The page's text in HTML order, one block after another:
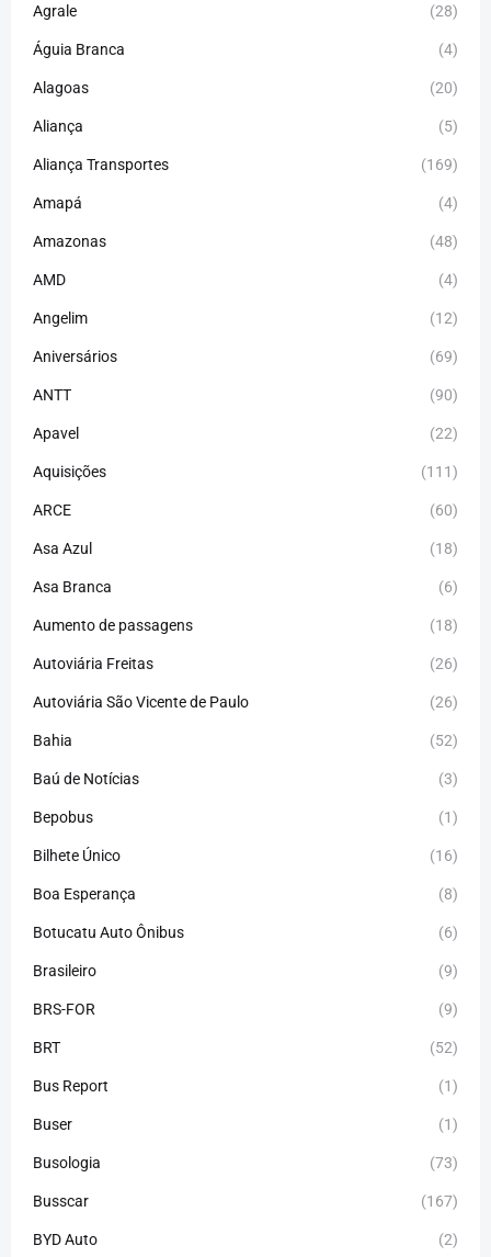
Agrale (28)
Águia Branca (4)
Alagoas (20)
Aliança (5)
Aliança Transportes (169)
Amapá (4)
Amazonas (48)
AMD (4)
Angelim (12)
Aniversários (69)
ANTT (90)
Apavel (22)
Aquisições (111)
ARCE (60)
Asa Azul (18)
Asa Branca (6)
Aumento de passagens (18)
Autoviária Freitas (26)
Autoviária São Vicente de Paulo (26)
Bahia (52)
Baú de Notícias (3)
Bepobus (1)
Bilhete Único (16)
Boa Esperança (8)
Botucatu Auto Ônibus (6)
Brasileiro (9)
BRS-FOR (9)
BRT (52)
Bus Report (1)
Buser (1)
Busologia (73)
Busscar (167)
BYD Auto (2)